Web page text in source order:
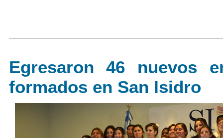
Egresaron 46 nuevos
formados en San Isidro